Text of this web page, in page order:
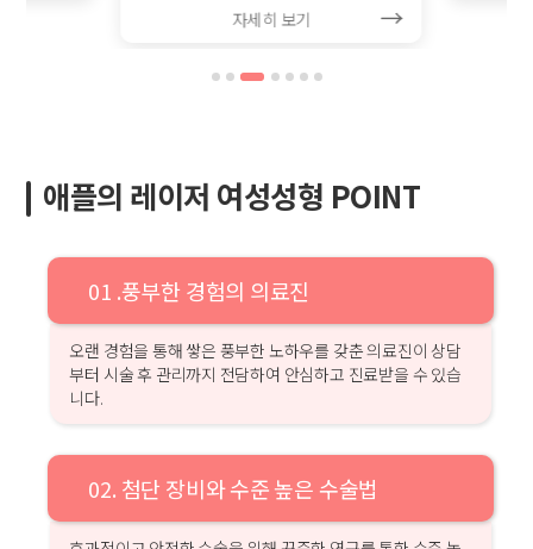
자세히 보기
애플의 레이저 여성성형 POINT
01 .풍부한 경험의 의료진
오랜 경험을 통해 쌓은 풍부한 노하우를 갖춘 의료진이 상담
부터 시술 후 관리까지 전담하여 안심하고 진료받을 수 있습
니다.
02. 첨단 장비와 수준 높은 수술법